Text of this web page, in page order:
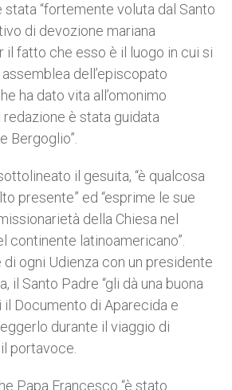
stata “fortemente voluta dal Santo
di devozione mariana
il fatto che esso è il luogo in cui si
dell’episcopato
ha dato vita all’omonimo
redazione è stata guidata
Bergoglio”.
il gesuita, “è qualcosa
presente” ed “esprime le sue
della Chiesa nel
continente latinoamericano”.
di ogni Udienza con un presidente
il Santo Padre “gli dà una buona
Documento di Aparecida e
durante il viaggio di
portavoce.
Papa Francesco “è stato